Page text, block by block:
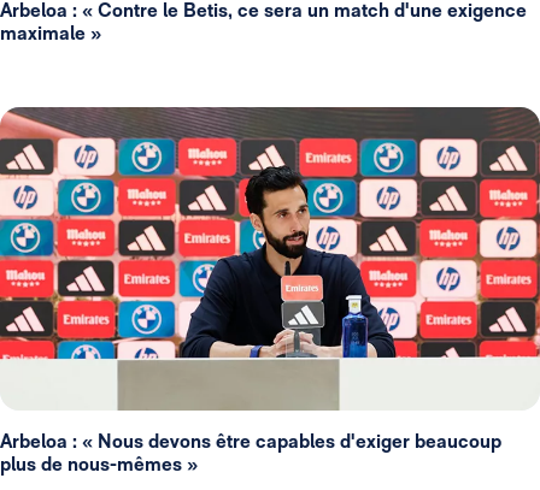
Arbeloa : « Contre le Betis, ce sera un match d'une exigence
maximale »
Arbeloa : « Nous devons être capables d'exiger beaucoup
plus de nous-mêmes »